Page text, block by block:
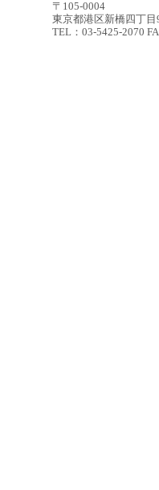
〒105-0004
東京都港区新橋四丁
TEL：03-5425-2070